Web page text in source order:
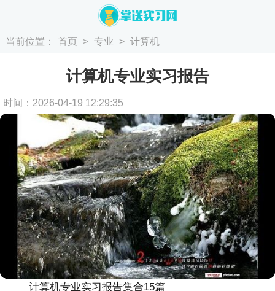
当前位置： 首页 > 专业 > 计算机
计算机专业实习报告
时间：2026-04-19 12:29:35
计算机专业实习报告集合15篇